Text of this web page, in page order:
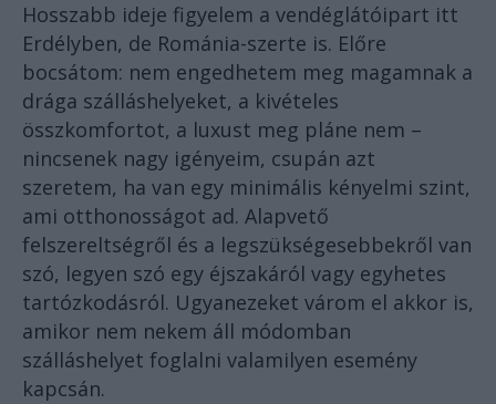
Hosszabb ideje figyelem a vendéglátóipart itt
Erdélyben, de Románia-szerte is. Előre
bocsátom: nem engedhetem meg magamnak a
drága szálláshelyeket, a kivételes
összkomfortot, a luxust meg pláne nem –
nincsenek nagy igényeim, csupán azt
szeretem, ha van egy minimális kényelmi szint,
ami otthonosságot ad. Alapvető
felszereltségről és a legszükségesebbekről van
szó, legyen szó egy éjszakáról vagy egyhetes
tartózkodásról. Ugyanezeket várom el akkor is,
amikor nem nekem áll módomban
szálláshelyet foglalni valamilyen esemény
kapcsán.